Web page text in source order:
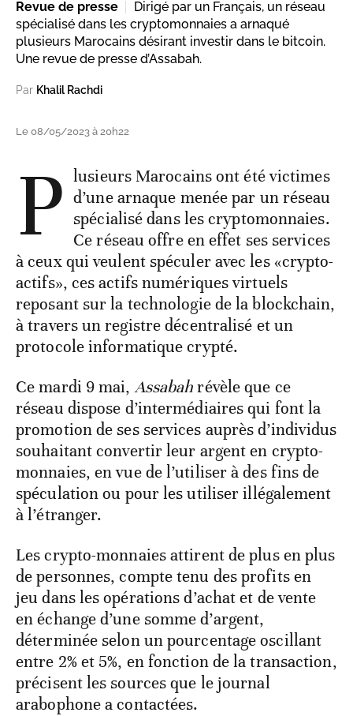
Revue de presse
Dirigé par un Français, un réseau
spécialisé dans les cryptomonnaies a arnaqué
plusieurs Marocains désirant investir dans le bitcoin.
Une revue de presse d’Assabah.
Par Khalil Rachdi
Le 08/05/2023 à 20h22
P lusieurs Marocains ont été victimes
d’une arnaque menée par un réseau
spécialisé dans les cryptomonnaies.
Ce réseau offre en effet ses services
à ceux qui veulent spéculer avec les «crypto-
actifs», ces actifs numériques virtuels
reposant sur la technologie de la blockchain,
à travers un registre décentralisé et un
protocole informatique crypté.
Ce mardi 9 mai,Assabahrévèle que ce
réseau dispose d’intermédiaires qui font la
promotion de ses services auprès d’individus
souhaitant convertir leur argent en crypto-
monnaies, en vue de l’utiliser à des fins de
spéculation ou pour les utiliser illégalement
à l’étranger.
Les crypto-monnaies attirent de plus en plus
de personnes, compte tenu des profits en
jeu dans les opérations d’achat et de vente
en échange d’une somme d’argent,
déterminée selon un pourcentage oscillant
entre 2% et 5%, en fonction de la transaction,
précisent les sources que le journal
arabophone a contactées.